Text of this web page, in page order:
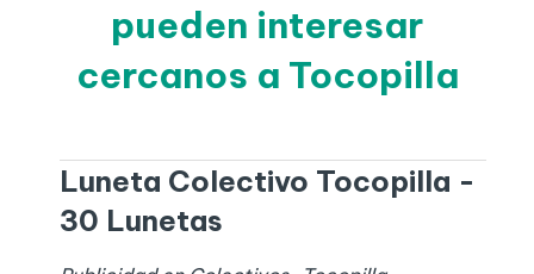
pueden interesar
cercanos a Tocopilla
Luneta Colectivo Tocopilla -
30 Lunetas